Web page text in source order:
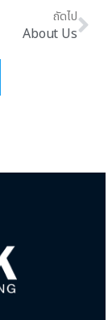
ถัดไป
About Us